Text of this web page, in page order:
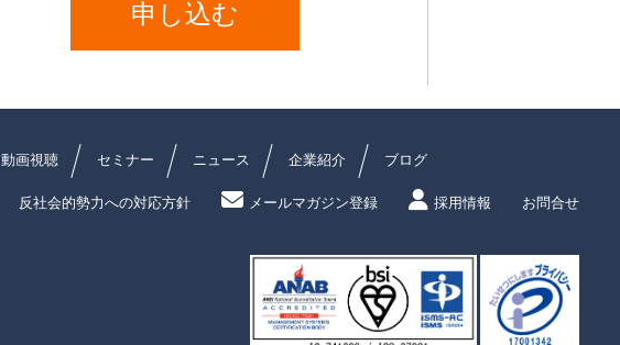
動画視聴 セミナー ニュース 企業紹介 ブログ
反社会的勢力への対応方針 メールマガジン登録 採用情報 お問合せ